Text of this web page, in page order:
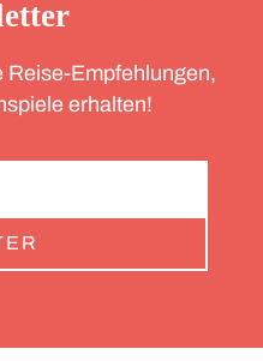
Reise-Empfehlungen,
erhalten!